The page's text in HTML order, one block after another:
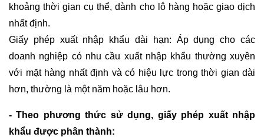
khoảng thời gian cụ thể, dành cho lô hàng hoặc giao dịch
nhất định.
Giấy phép xuất nhập khẩu dài hạn: Áp dụng cho các
doanh nghiệp có nhu cầu xuất nhập khẩu thường xuyên
với mặt hàng nhất định và có hiệu lực trong thời gian dài
hơn, thường là một năm hoặc lâu hơn.
- Theo phương thức sử dụng, giấy phép xuất nhập
khẩu được phân thành: